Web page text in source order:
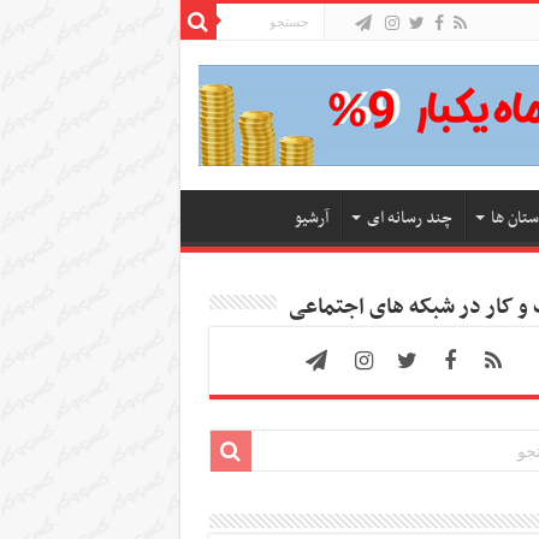
ها چند رسانه ای آرشیو
کار در شبکه های اجتماعی